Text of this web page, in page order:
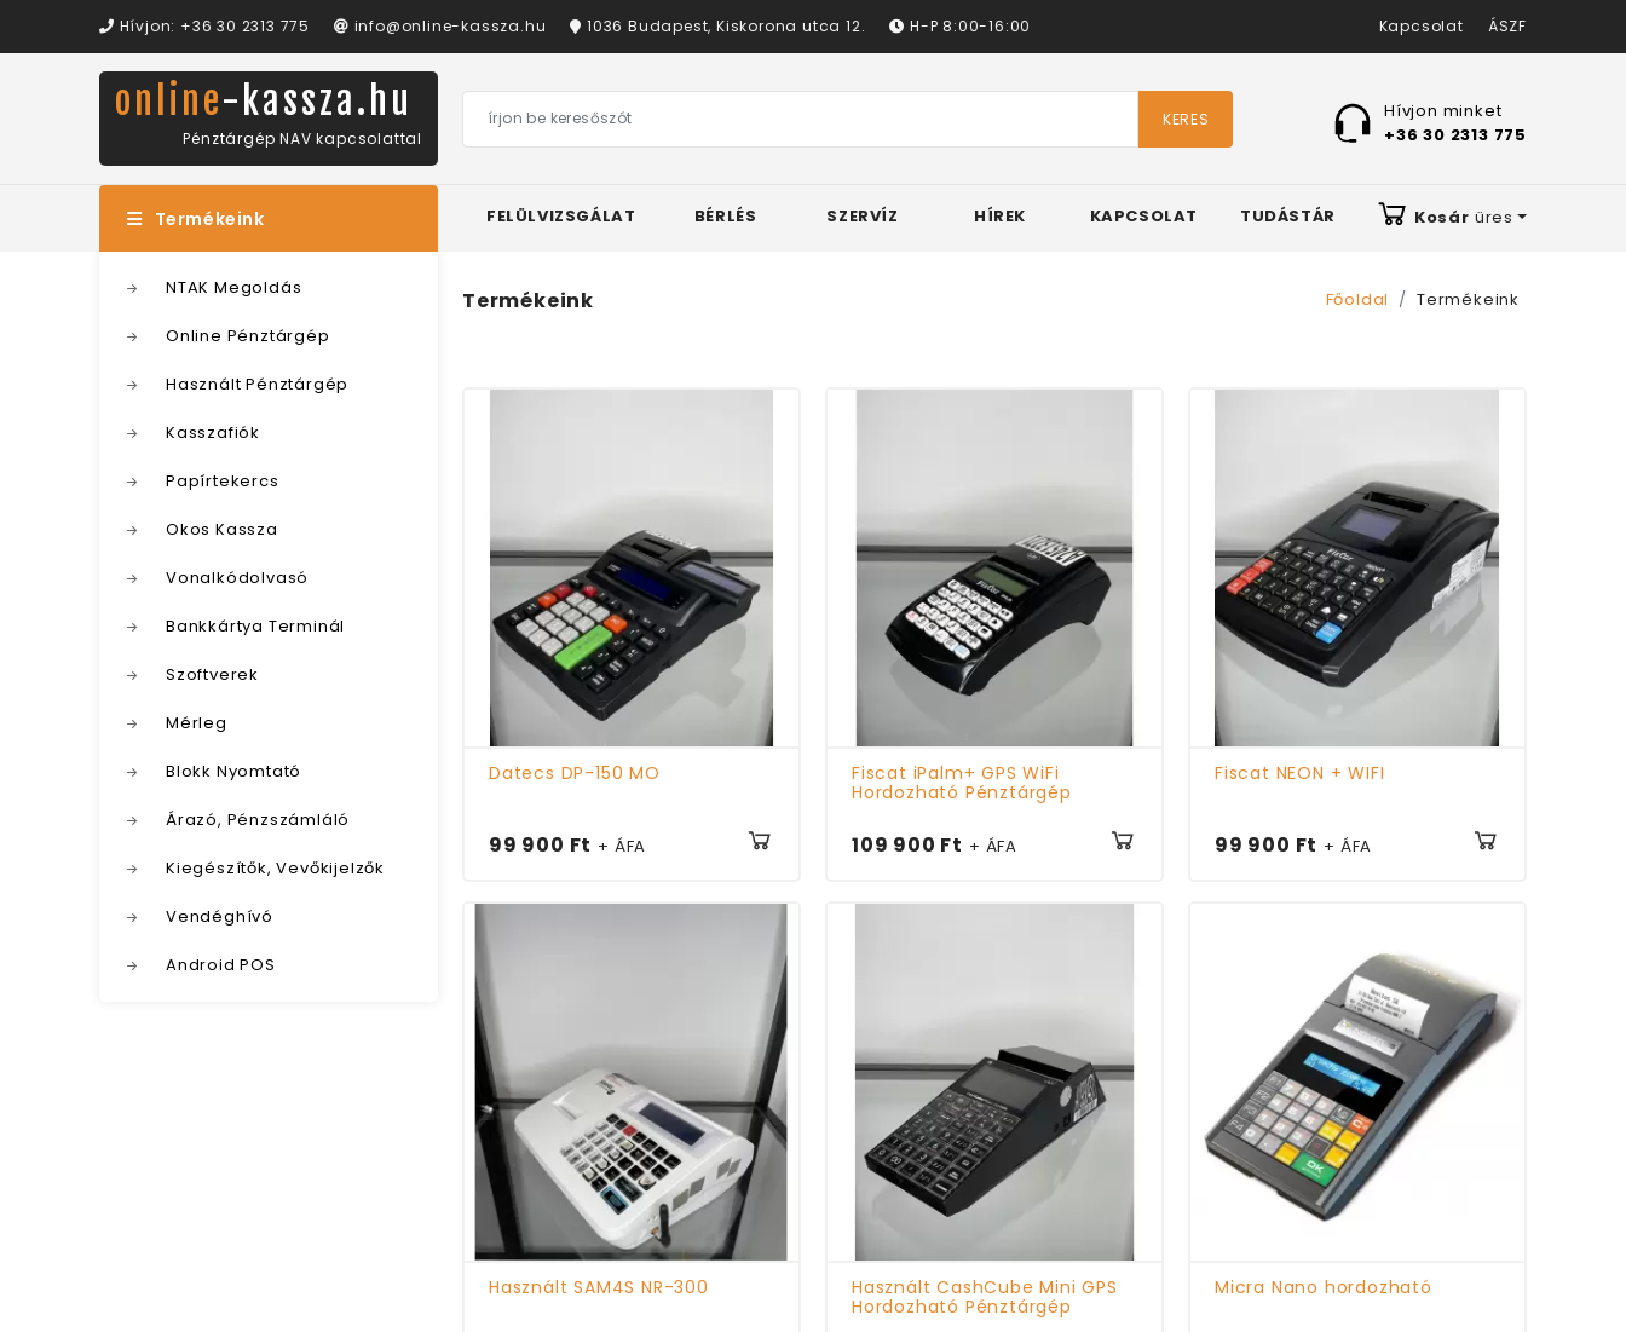
Hívjon: +36 30 2313 775 info@online-kassza.hu 1036 Budapest, Kiskorona utca 12. H-P 8:00-16:00 Kapcsolat ÁSZF
online-kassza.hu
Pénztárgép NAV kapcsolattal
KERES
Hívjon minket
+36 30 2313 775
Termékeink FELÜLVIZSGÁLAT BÉRLÉS SZERVÍZ HÍREK KAPCSOLAT TUDÁSTÁR Kosár üres
NTAK Megoldás
Online Pénztárgép
Használt Pénztárgép
Kasszafiók
Papírtekercs
Okos Kassza
Vonalkódolvasó
Bankkártya Terminál
Szoftverek
Mérleg
Blokk Nyomtató
Árazó, Pénzszámláló
Kiegészítők, Vevőkijelzők
Vendéghívó
Android POS
Termékeink Főoldal Termékeink
Datecs DP-150 MO
99 900 Ft + ÁFA
Fiscat iPalm+ GPS WiFi
Hordozható Pénztárgép
109 900 Ft + ÁFA
Fiscat NEON + WIFI
99 900 Ft + ÁFA
Használt SAM4S NR-300
Használt CashCube Mini GPS
Hordozható Pénztárgép
Micra Nano hordozható